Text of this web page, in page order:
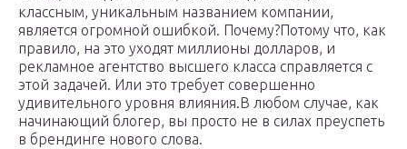
классным, уникальным названием компании,
является огромной ошибкой. Почему?Потому что, как
правило, на это уходят миллионы долларов, и
рекламное агентство высшего класса справляется с
этой задачей. Или это требует совершенно
удивительного уровня влияния.В любом случае, как
начинающий блогер, вы просто не в силах преуспеть
в брендинге нового слова.